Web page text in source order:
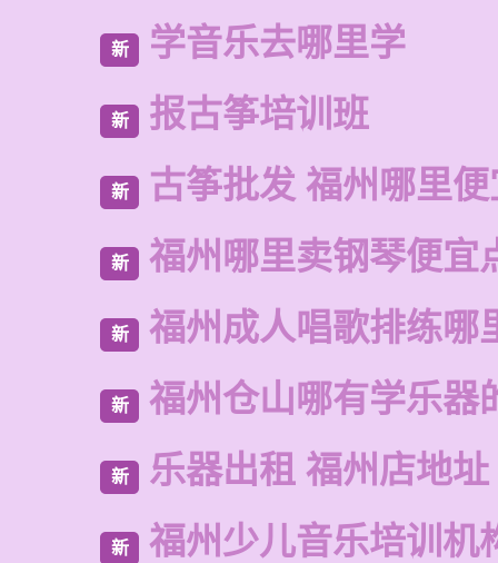
新 学音乐去哪里学
新 报古筝培训班
新 古筝批发 福州哪里
新 福州哪里卖钢琴便宜
新 福州成人唱歌排练哪
新 福州仓山哪有学乐器
新 乐器出租 福州店地址
新 福州少儿音乐培训机